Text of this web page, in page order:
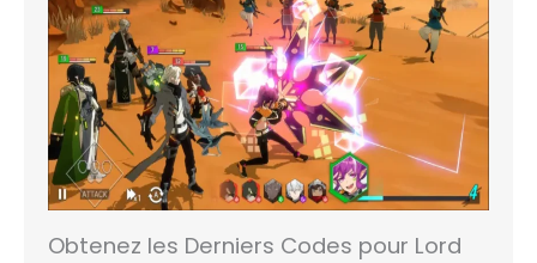
Obtenez les Derniers Codes pour Lord